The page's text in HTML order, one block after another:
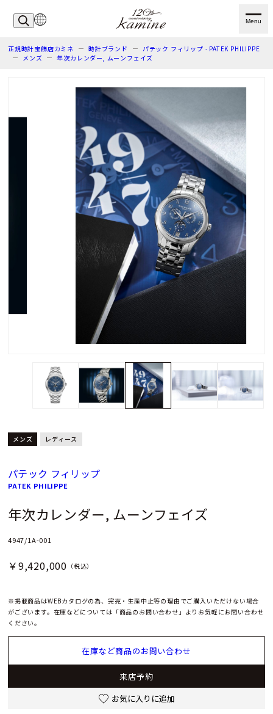
Menu
正規時計宝飾店カミネ 時計ブランド
パテック フィリップ - PATEK PHILIPPE
メンズ
年次カレンダー, ムーンフェイズ
メンズ レディース
パテック フィリップ
PATEK PHILIPPE
年次カレンダー, ムーンフェイズ
4947/1A-001
￥9,420,000 （税込）
※掲載商品はWEBカタログの為、完売・生産中止等の理由でご購入いただけない場合
がございます。在庫などについては「商品のお問い合わせ」よりお気軽にお問い合わせ
ください。
在庫など商品のお問い合わせ
来店予約
お気に入りに追加